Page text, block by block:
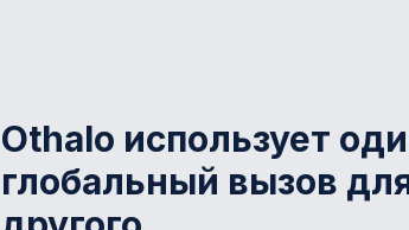
Othalo использует
глобальный вызов